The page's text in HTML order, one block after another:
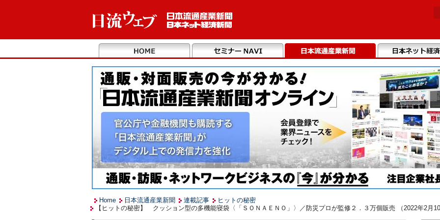
Home 日本流通産業新聞 連載記事
ヒットの秘密
【ヒットの秘密】 クッション型の多機能寝袋〈「ＳＯＮＡＥＮＯ」〉／防災プロが監修２．３万個販売 （2022年2月